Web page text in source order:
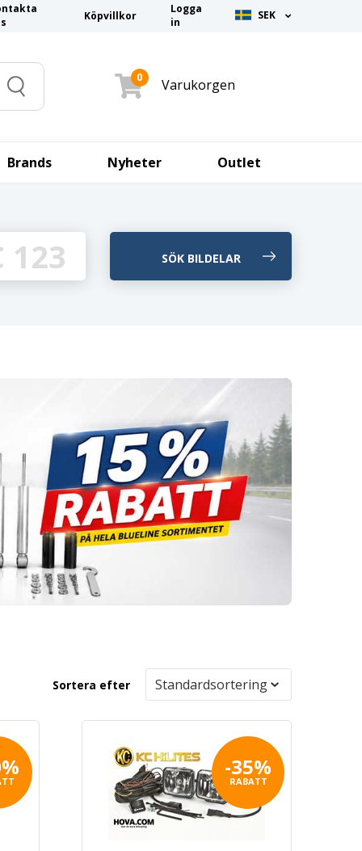
Köpvillkor
Logga
in
SEK
Search
0 Varukorgen
Brands Nyheter Outlet
Sortera efter
-35%
RABATT